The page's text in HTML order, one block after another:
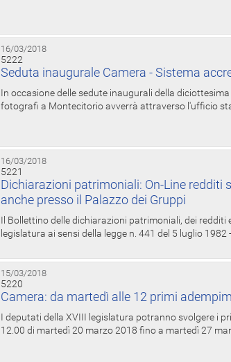
16/03/2018
5222
Seduta inaugurale Camera - Sistema
In occasione delle sedute inaugurali della
fotografi a Montecitorio avverrà attraverso l'ufficio
16/03/2018
5221
Dichiarazioni patrimoniali: On-Line redditi
anche presso il Palazzo dei Gruppi
Il Bollettino delle dichiarazioni patrimoniali, dei
legislatura ai sensi della legge n. 441 del 5 luglio
15/03/2018
5220
Camera: da martedì alle 12 primi
I deputati della XVIII legislatura potranno svolgere i
12.00 di martedì 20 marzo 2018 fino a martedì 27